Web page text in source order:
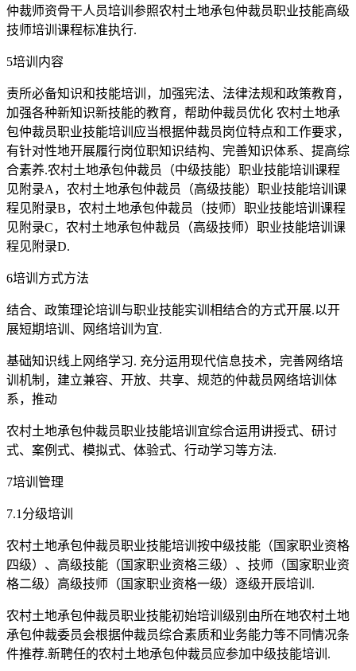
仲裁师资骨干人员培训参照农村土地承包仲裁员职业技能高级
技师培训课程标准执行.
5培训内容
责所必备知识和技能培训，加强宪法、法律法规和政策教育，
加强各种新知识新技能的教育，帮助仲裁员优化 农村土地承
包仲裁员职业技能培训应当根据仲裁员岗位特点和工作要求，
有针对性地开展履行岗位职知识结构、完善知识体系、提高综
合素养.农村土地承包仲裁员（中级技能）职业技能培训课程
见附录A，农村土地承包仲裁员（高级技能）职业技能培训课
程见附录B，农村土地承包仲裁员（技师）职业技能培训课程
见附录C，农村土地承包仲裁员（高级技师）职业技能培训课
程见附录D.
6培训方式方法
结合、政策理论培训与职业技能实训相结合的方式开展.以开
展短期培训、网络培训为宜.
基础知识线上网络学习. 充分运用现代信息技术，完善网络培
训机制，建立兼容、开放、共享、规范的仲裁员网络培训体
系，推动
农村土地承包仲裁员职业技能培训宜综合运用讲授式、研讨
式、案例式、模拟式、体验式、行动学习等方法.
7培训管理
7.1分级培训
农村土地承包仲裁员职业技能培训按中级技能（国家职业资格
四级）、高级技能（国家职业资格三级）、技师（国家职业资
格二级）高级技师（国家职业资格一级）逐级开辰培训.
农村土地承包仲裁员职业技能初始培训级别由所在地农村土地
承包仲裁委员会根据仲裁员综合素质和业务能力等不同情况条
件推荐.新聘任的农村土地承包仲裁员应参加中级技能培训.